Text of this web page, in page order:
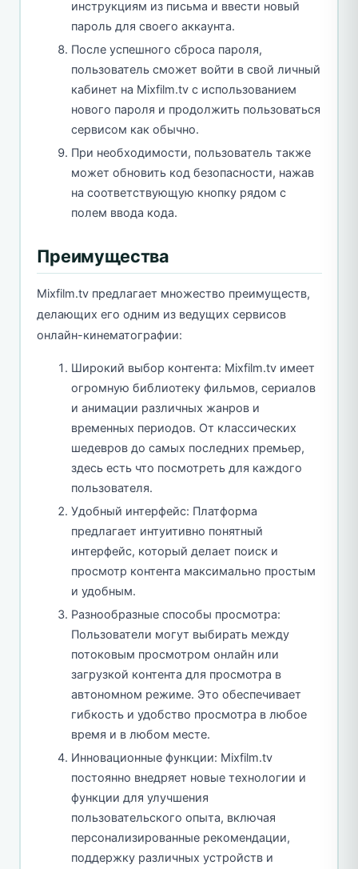
инструкциям из письма и ввести новый
пароль для своего аккаунта.
После успешного сброса пароля,
пользователь сможет войти в свой личный
кабинет на Mixfilm.tv с использованием
нового пароля и продолжить пользоваться
сервисом как обычно.
При необходимости, пользователь также
может обновить код безопасности, нажав
на соответствующую кнопку рядом с
полем ввода кода.
Преимущества
Mixfilm.tv предлагает множество преимуществ,
делающих его одним из ведущих сервисов
онлайн-кинематографии:
Широкий выбор контента: Mixfilm.tv имеет
огромную библиотеку фильмов, сериалов
и анимации различных жанров и
временных периодов. От классических
шедевров до самых последних премьер,
здесь есть что посмотреть для каждого
пользователя.
Удобный интерфейс: Платформа
предлагает интуитивно понятный
интерфейс, который делает поиск и
просмотр контента максимально простым
и удобным.
Разнообразные способы просмотра:
Пользователи могут выбирать между
потоковым просмотром онлайн или
загрузкой контента для просмотра в
автономном режиме. Это обеспечивает
гибкость и удобство просмотра в любое
время и в любом месте.
Инновационные функции: Mixfilm.tv
постоянно внедряет новые технологии и
функции для улучшения
пользовательского опыта, включая
персонализированные рекомендации,
поддержку различных устройств и